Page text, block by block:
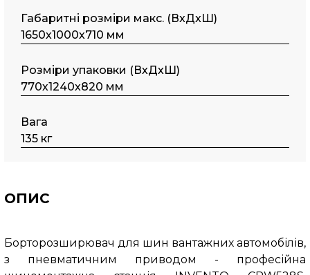
Габаритні розміри макс. (ВxДxШ)
1650х1000х710 мм
Розміри упаковки (ВхДхШ)
770х1240х820 мм
Вага
135 кг
ОПИС
Борторозширювач для шин вантажних автомобілів,
з пневматичним приводом - професійна